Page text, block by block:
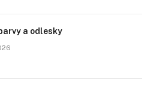
a odlesky